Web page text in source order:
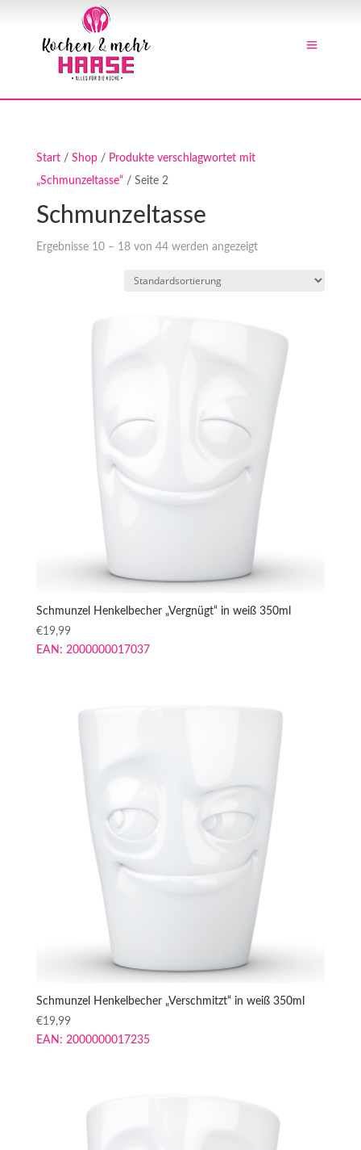
Start/ Shop/ Produkte verschlagwortet mit
„Schmunzeltasse“/ Seite 2
Schmunzeltasse
Ergebnisse 10 – 18 von 44 werden angezeigt
Schmunzel Henkelbecher „Vergnügt“ in weiß 350ml
€19,99
EAN: 2000000017037
Schmunzel Henkelbecher „Verschmitzt“ in weiß 350ml
€19,99
EAN: 2000000017235